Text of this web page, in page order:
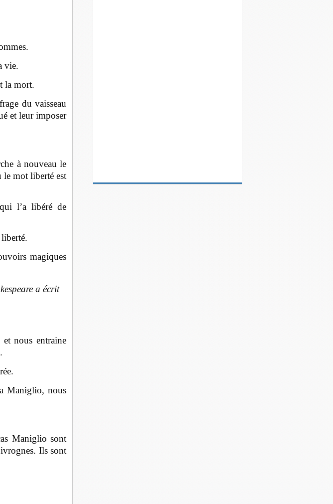
vie.
la mort.
du vaisseau
et leur imposer
à nouveau le
le mot liberté est
l’a libéré de
magiques
a écrit
nous entraine
Maniglio, nous
Maniglio sont
Ils sont